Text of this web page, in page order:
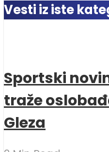
Vesti iz iste
Sportski
traže
Gleza